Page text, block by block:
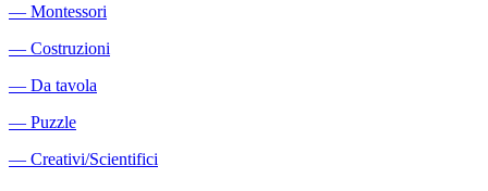
― Montessori
― Costruzioni
― Da tavola
― Puzzle
― Creativi/Scientifici